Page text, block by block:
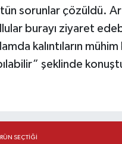
sorunlar çözüldü.
burayı ziyaret
kalıntıların
şeklinde
SEÇTIĞI